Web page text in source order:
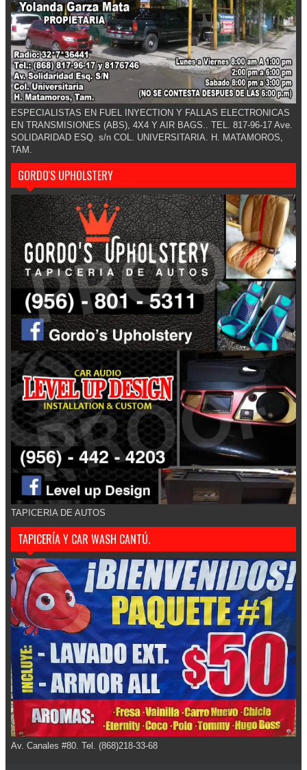
ESPECIALISTAS EN FUEL INYECTION Y FALLAS ELECTRONICAS
EN TRANSMISIONES (ABS), 4X4 Y AIR BAGS.. TEL. 817-96-17 Ave.
SOLIDARIDAD ESQ. s/n COL. UNIVERSITARIA. H. MATAMOROS,
TAM.
GORDO'S UPHOLSTERY
TAPICERIA DE AUTOS
TAPICERÍA Y CAR WASH CANTÚ.
Av. Canales #80. Tel. (868)218-33-68